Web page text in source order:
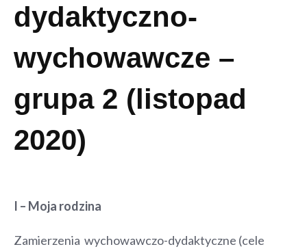
dydaktyczno-
wychowawcze –
grupa 2 (listopad
2020)
I – Moja rodzina
Zamierzenia wychowawczo-dydaktyczne (cele